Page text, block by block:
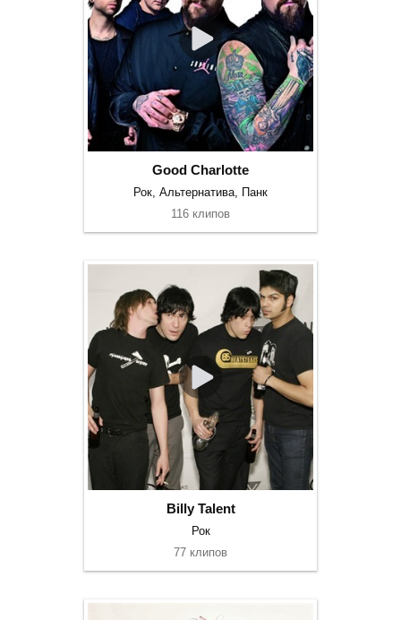
Good Charlotte
Рок, Альтернатива, Панк
116 клипов
Billy Talent
Рок
77 клипов